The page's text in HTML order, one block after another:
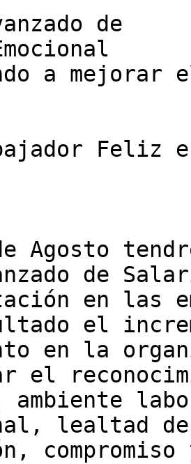
de
a
Feliz
Agosto
de
en las
el
en la
el
ambiente
lealtad de